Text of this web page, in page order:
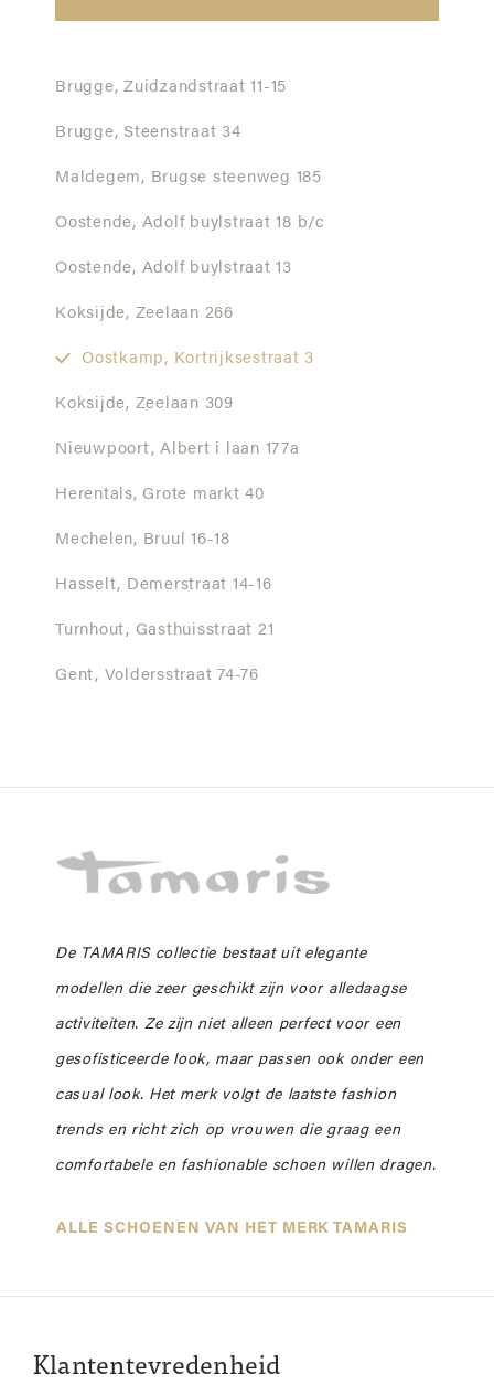
Brugge, Zuidzandstraat 11-15
Brugge, Steenstraat 34
Maldegem, Brugse steenweg 185
Oostende, Adolf buylstraat 18 b/c
Oostende, Adolf buylstraat 13
Koksijde, Zeelaan 266
Oostkamp, Kortrijksestraat 3
Koksijde, Zeelaan 309
Nieuwpoort, Albert i laan 177a
Herentals, Grote markt 40
Mechelen, Bruul 16-18
Hasselt, Demerstraat 14-16
Turnhout, Gasthuisstraat 21
Gent, Voldersstraat 74-76
De TAMARIS collectie bestaat uit elegante
modellen die zeer geschikt zijn voor alledaagse
activiteiten. Ze zijn niet alleen perfect voor een
gesofisticeerde look, maar passen ook onder een
casual look. Het merk volgt de laatste fashion
trends en richt zich op vrouwen die graag een
comfortabele en fashionable schoen willen dragen.
ALLE SCHOENEN VAN HET MERK TAMARIS
Klantentevredenheid